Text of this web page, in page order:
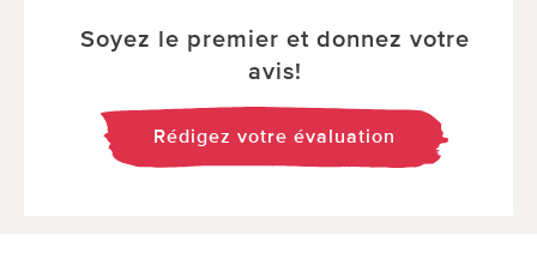
Soyez le premier et donnez votre
avis!
Rédigez votre évaluation